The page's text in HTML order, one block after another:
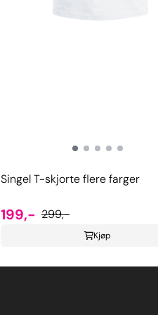
Singel T-skjorte flere farger
199,- 299,-
Kjøp